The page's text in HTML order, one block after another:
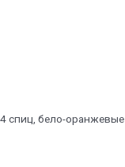
спиц, бело-оранжевые